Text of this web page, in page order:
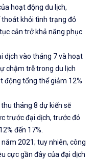
hoạt động du lịch,
khỏi tình trạng đỏ
cản trở khả năng phục
dịch vào tháng 7 và hoạt
chậm trễ trong du lịch
động tổng thể giảm 12%
tháng 8 dự kiến ​​sẽ
trước đại dịch, trước đó
đến 17%.
2021; tuy nhiên, công
cực gần đây của đại dịch